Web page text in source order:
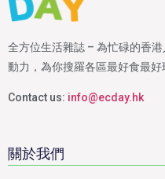
全方位生活雜誌 – 為忙碌的香
動力，為你搜羅各區最好食最好
Contact us: info@ecday.hk
關於我們